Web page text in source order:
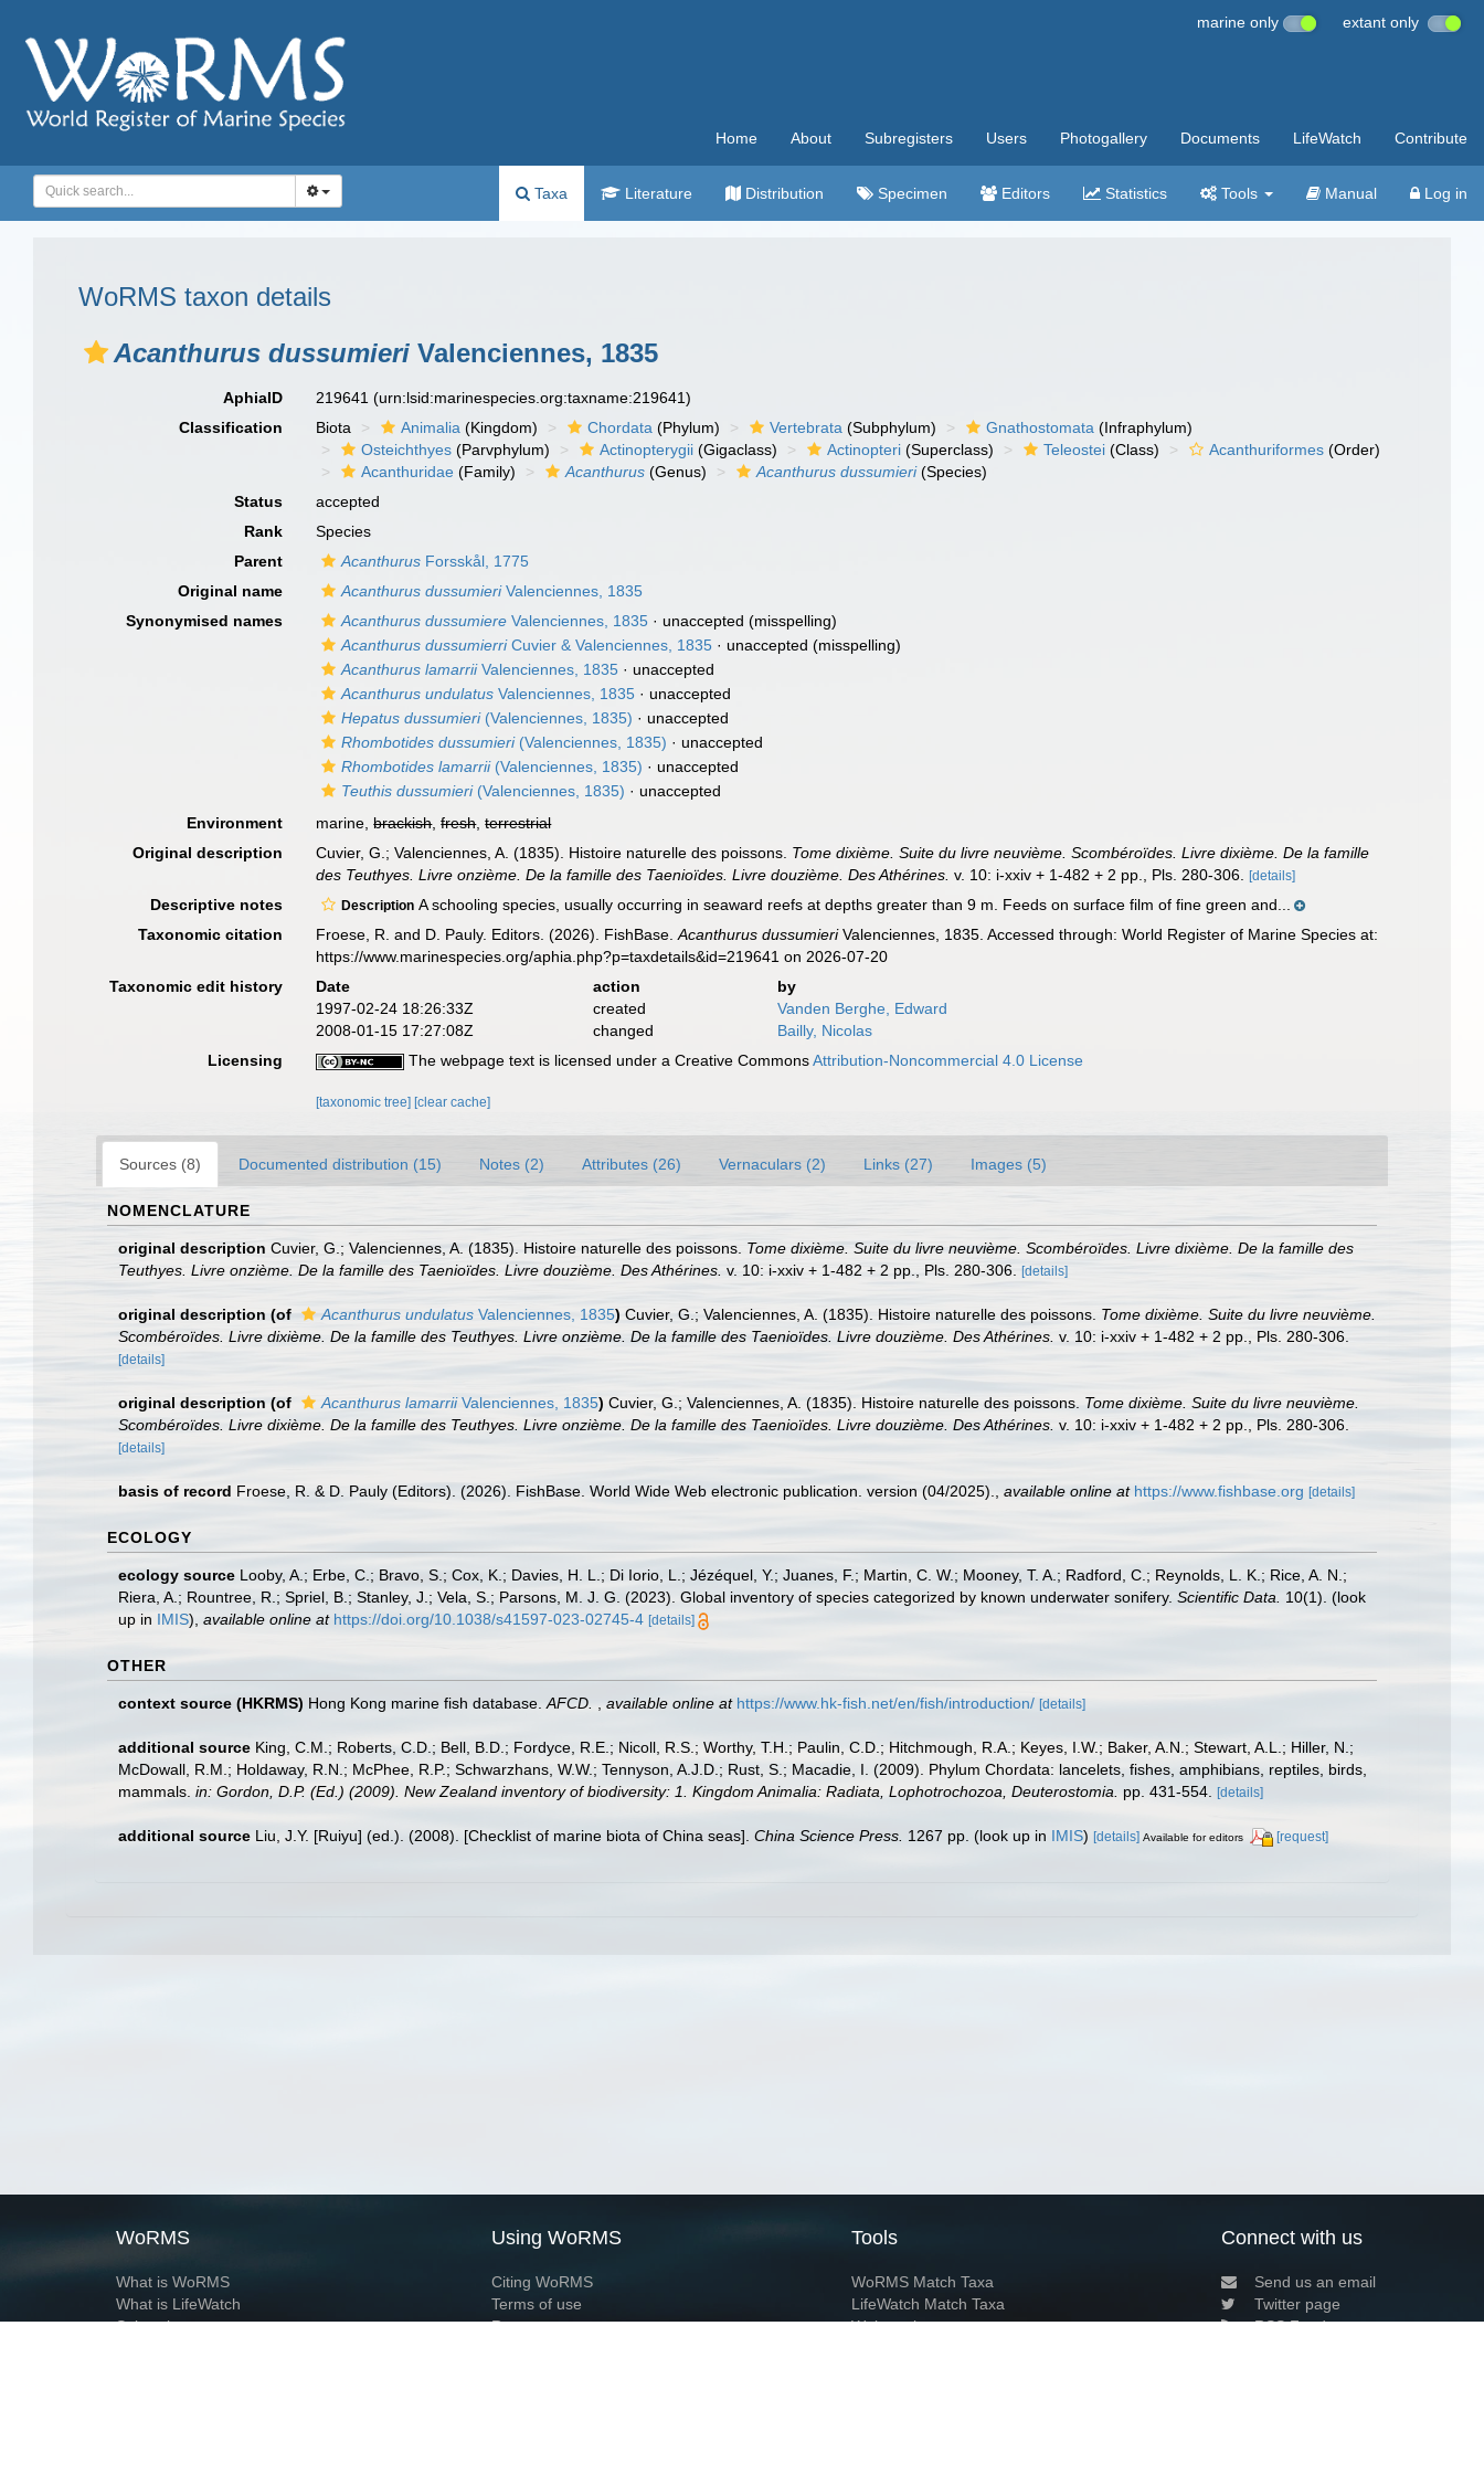
marine only extant only
Home About Subregisters Users Photogallery Documents LifeWatch Contribute
Taxa Literature Distribution Specimen Editors Statistics Tools Manual Log in
WoRMS taxon details
Acanthurus dussumieri Valenciennes, 1835
AphiaID 219641(urn:lsid:marinespecies.org:taxname:219641)
Classification
Biota Animalia (Kingdom) Chordata (Phylum) Vertebrata (Subphylum) Gnathostomata (Infraphylum)
Osteichthyes (Parvphylum) Actinopterygii (Gigaclass) Actinopteri (Superclass) Teleostei (Class) Acanthuriformes (Order)
Acanthuridae (Family) Acanthurus (Genus) Acanthurus dussumieri(Species)
Status
accepted
Rank
Species
Parent
Acanthurus Forsskål, 1775
Original name
Acanthurus dussumieriValenciennes, 1835
Synonymised names
Acanthurus dussumiere Valenciennes, 1835 · unaccepted (misspelling)
Acanthurus dussumierriCuvier & Valenciennes, 1835 · unaccepted (misspelling)
Acanthurus lamarriiValenciennes, 1835 · unaccepted
Acanthurus undulatus Valenciennes, 1835 · unaccepted
Hepatus dussumieri(Valenciennes, 1835) · unaccepted
Rhombotides dussumieri(Valenciennes, 1835) · unaccepted
Rhombotides lamarrii(Valenciennes, 1835) · unaccepted
Teuthis dussumieri(Valenciennes, 1835) · unaccepted
Environment
marine,brackish,fresh,terrestrial
Original description
Cuvier, G.; Valenciennes, A. (1835). Histoire naturelle des poissons. Tome dixième. Suite du livre neuvième. Scombéroïdes. Livre dixième. De la famille
des Teuthyes. Livre onzième. De la famille des Taenioïdes. Livre douzième. Des Athérines. v. 10: i-xxiv + 1-482 + 2 pp., Pls. 280-306. [details]
Descriptive notes Description A schooling species, usually occurring in seaward reefs at depths greater than 9 m. Feeds on surface film of fine green and...
Taxonomic citation
Froese, R. and D. Pauly. Editors. (2026). FishBase.Acanthurus dussumieriValenciennes, 1835. Accessed through: World Register of Marine Species at:
https://www.marinespecies.org/aphia.php?p=taxdetails&id=219641 on 2026-07-20
Taxonomic edit history
Date action
by
1997-02-24 18:26:33Z
created
Vanden Berghe, Edward
2008-01-15 17:27:08Z
changed
Bailly, Nicolas
Licensing
The webpage text is licensed under a Creative CommonsAttribution-Noncommercial 4.0 License
[taxonomic tree] [clear cache]
Sources (8) Documented distribution (15) Notes (2) Attributes (26) Vernaculars (2) Links (27) Images (5)
NOMENCLATURE
original description Cuvier, G.; Valenciennes, A. (1835). Histoire naturelle des poissons. Tome dixième. Suite du livre neuvième. Scombéroïdes. Livre dixième. De la famille des
Teuthyes. Livre onzième. De la famille des Taenioïdes. Livre douzième. Des Athérines. v. 10: i-xxiv + 1-482 + 2 pp., Pls. 280-306. [details]
original description (of Acanthurus undulatus Valenciennes, 1835) Cuvier, G.; Valenciennes, A. (1835). Histoire naturelle des poissons. Tome dixième. Suite du livre neuvième.
Scombéroïdes. Livre dixième. De la famille des Teuthyes. Livre onzième. De la famille des Taenioïdes. Livre douzième. Des Athérines. v. 10: i-xxiv + 1-482 + 2 pp., Pls. 280-306.
[details]
original description (of Acanthurus lamarriiValenciennes, 1835) Cuvier, G.; Valenciennes, A. (1835). Histoire naturelle des poissons. Tome dixième. Suite du livre neuvième.
Scombéroïdes. Livre dixième. De la famille des Teuthyes. Livre onzième. De la famille des Taenioïdes. Livre douzième. Des Athérines. v. 10: i-xxiv + 1-482 + 2 pp., Pls. 280-306.
[details]
basis of record Froese, R. & D. Pauly (Editors). (2026). FishBase. World Wide Web electronic publication. version (04/2025). available online at https://www.fishbase.org [details]
ECOLOGY
ecology source Looby, A.; Erbe, C.; Bravo, S.; Cox, K.; Davies, H. L.; Di Iorio, L.; Jézéquel, Y.; Juanes, F.; Martin, C. W.; Mooney, T. A.; Radford, C.; Reynolds, L. K.; Rice, A. N.;
Riera, A.; Rountree, R.; Spriel, B.; Stanley, J.; Vela, S.; Parsons, M. J. G. (2023). Global inventory of species categorized by known underwater sonifery. Scientific Data. 10(1). (look
up in IMIS), available online at https://doi.org/10.1038/s41597-023-02745-4 [details]
OTHER
context source (HKRMS) Hong Kong marine fish database. AFCD. available online at https://www.hk-fish.net/en/fish/introduction/ [details]
additional source King, C.M.; Roberts, C.D.; Bell, B.D.; Fordyce, R.E.; Nicoll, R.S.; Worthy, T.H.; Paulin, C.D.; Hitchmough, R.A.; Keyes, I.W.; Baker, A.N.; Stewart, A.L.; Hiller, N.;
McDowall, R.M.; Holdaway, R.N.; McPhee, R.P.; Schwarzhans, W.W.; Tennyson, A.J.D.; Rust, S.; Macadie, I. (2009). Phylum Chordata: lancelets, fishes, amphibians, reptiles, birds,
mammals. in: Gordon, D.P. (Ed.) (2009). New Zealand inventory of biodiversity: 1. Kingdom Animalia: Radiata, Lophotrochozoa, Deuterostomia. pp. 431-554. [details]
additional source Liu, J.Y. [Ruiyu] (ed.). (2008). [Checklist of marine biota of China seas]. China Science Press. 1267 pp. (look up in IMIS) [details] Available for editors [request]
WoRMS
What is WoRMS
What is LifeWatch
Subregisters
Using WoRMS
Citing WoRMS
Terms of use
Request access
Tools
WoRMS Match Taxa
LifeWatch Match Taxa
Webservices
Connect with us
Send us an email
Twitter page
RSS Feed